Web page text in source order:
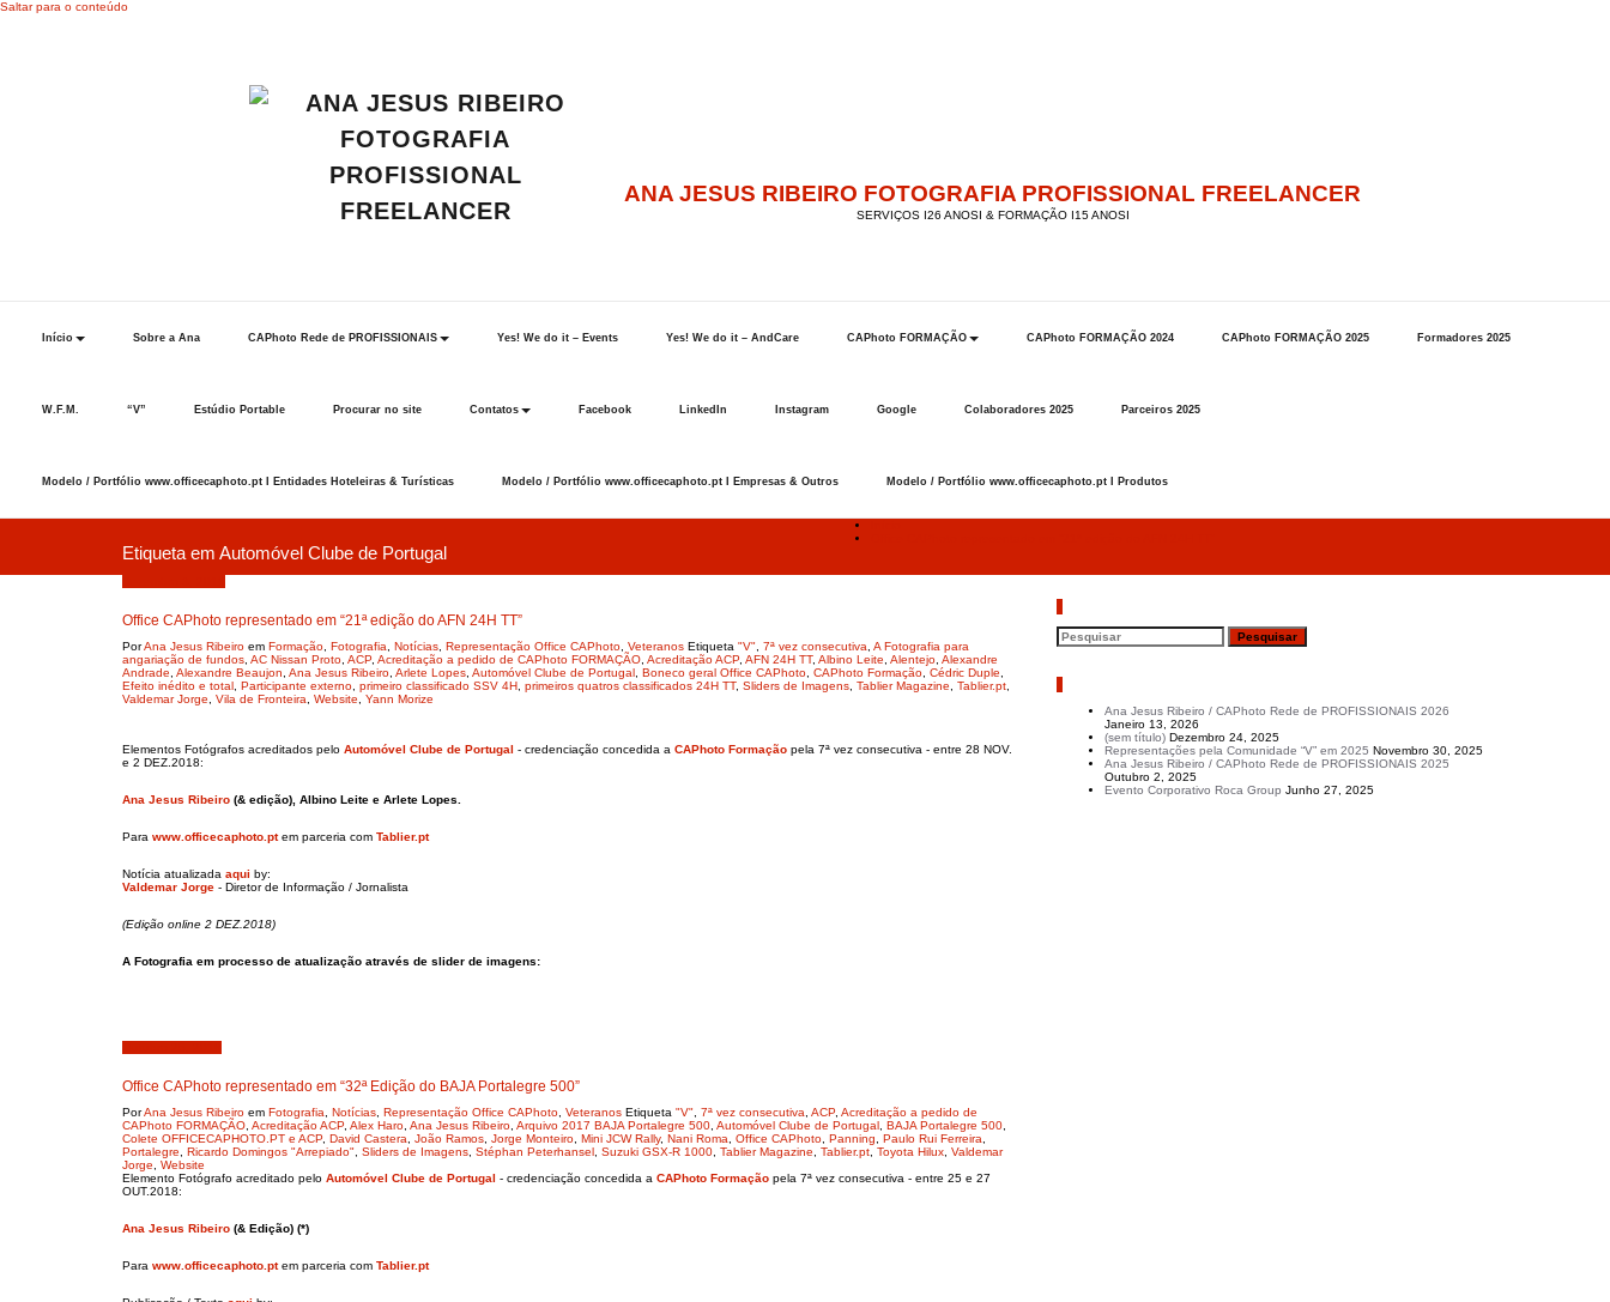
Saltar para o conteúdo
ANA JESUS RIBEIRO FOTOGRAFIA PROFISSIONAL FREELANCER
SERVIÇOS I26 ANOSI & FORMAÇÃO I15 ANOSI
Início Sobre a Ana CAPhoto Rede de PROFISSIONAIS Yes! We do it – Events Yes! We do it – AndCare CAPhoto FORMAÇÃO CAPhoto FORMAÇÃO 2024 CAPhoto FORMAÇÃO 2025 Formadores 2025
W.F.M. “V” Estúdio Portable Procurar no site Contatos Facebook LinkedIn Instagram Google Colaboradores 2025 Parceiros 2025
Modelo / Portfólio www.officecaphoto.pt I Entidades Hoteleiras & Turísticas Modelo / Portfólio www.officecaphoto.pt I Empresas & Outros Modelo / Portfólio www.officecaphoto.pt I Produtos
Etiqueta em Automóvel Clube de Portugal
Office CAPhoto representado em “21ª edição do AFN 24H TT”
PorAna Jesus Ribeiro em Formação Fotografia Notícias Representação Office CAPhoto Veteranos Etiqueta "V" 7ª vez consecutiva A Fotografia para
angariação de fundos AC Nissan Proto ACP, Acreditação a pedido de CAPhoto FORMAÇÃO Acreditação ACP, AFN 24H TT, Albino Leite Alentejo Alexandre
Andrade Alexandre Beaujon Ana Jesus Ribeiro Arlete Lopes Automóvel Clube de Portugal Boneco geral Office CAPhoto CAPhoto Formação Cédric Duple
Efeito inédito e total Participante externo primeiro classificado SSV 4H primeiros quatros classificados 24H TT, Sliders de Imagens Tablier Magazine Tablier.pt
Valdemar Jorge
Vila de Fronteira Website Yann Morize
Elementos Fotógrafos acreditados pelo Automóvel Clube de Portugal - credenciação concedida a CAPhoto Formação pela 7ª vez consecutiva - entre 28 NOV.
e 2 DEZ.2018:
Ana Jesus Ribeiro (& edição), Albino Leite e Arlete Lopes.
Para www.officecaphoto.pt em parceria com Tablier.pt
Notícia atualizada aqui by:
Valdemar Jorge - Diretor de Informação / Jornalista
(Edição online 2 DEZ.2018)
A Fotografia em processo de atualização através de slider de imagens:
Office CAPhoto representado em “32ª Edição do BAJA Portalegre 500”
PorAna Jesus Ribeiro em Fotografia Notícias Representação Office CAPhoto Veteranos Etiqueta "V" 7ª vez consecutiva ACP, Acreditação a pedido de
CAPhoto FORMAÇÃO Acreditação ACP, Alex Haro Ana Jesus Ribeiro Arquivo 2017 BAJA Portalegre 500 Automóvel Clube de Portugal BAJA Portalegre 500
Colete OFFICECAPHOTO.PT e ACP, David Castera João Ramos Jorge Monteiro Mini JCW Rally, Nani Roma Office CAPhoto Panning Paulo Rui Ferreira
Portalegre
Ricardo Domingos "Arrepiado" Sliders de Imagens Stéphan Peterhansel Suzuki GSX-R 1000 Tablier Magazine Tablier.pt Toyota Hilux Valdemar
Jorge
Website
Elemento Fotógrafo acreditado pelo Automóvel Clube de Portugal - credenciação concedida a CAPhoto Formação pela 7ª vez consecutiva - entre 25 e 27
OUT.2018:
Ana Jesus Ribeiro (& Edição) (*)
Para www.officecaphoto.pt em parceria com Tablier.pt
Ana Jesus Ribeiro / CAPhoto Rede de PROFISSIONAIS 2026
Janeiro 13, 2026
(sem título) Dezembro 24, 2025
Representações pela Comunidade “V” em 2025 Novembro 30, 2025
Ana Jesus Ribeiro / CAPhoto Rede de PROFISSIONAIS 2025
Outubro 2, 2025
Evento Corporativo Roca Group Junho 27, 2025